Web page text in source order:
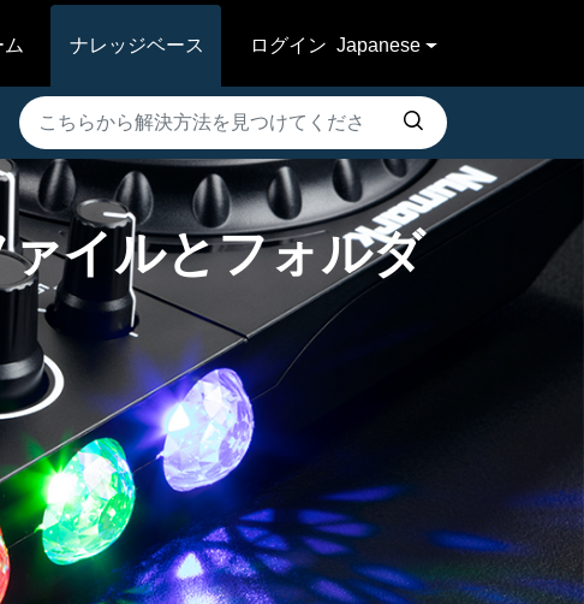
ム
ナレッジベース ログイン Japanese
イルとフォルダ